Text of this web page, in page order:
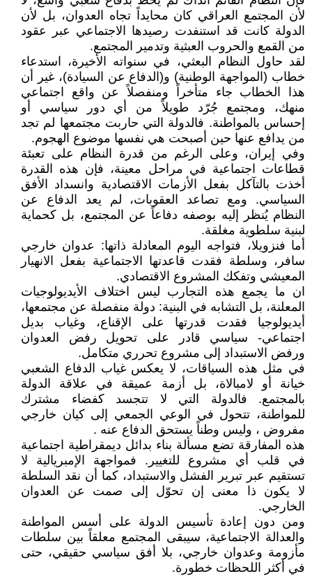
لأن المجتمع العراقي كان محايداً تجاه العدوان، بل لأن
الدولة كانت قد استنفدت رصيدها الاجتماعي عبر عقود
من القمع والحروب العبثية وتدمير المجتمع.
لقد حاول النظام البعثي، في سنواته الأخيرة، استدعاء
خطاب (المواجهة الوطنية) و(الدفاع عن السيادة)، غير أن
هذا الخطاب جاء متأخراً ومنفصلاً عن واقع اجتماعي
منهك، ومجتمع جُرّد طويلاً من أي دور سياسي أو
إحساس بالمواطنة. فالدولة التي حاربت مجتمعها لم تجد
من يدافع عنها حين أصبحت هي نفسها موضوع الهجوم.
وفي إيران، وعلى الرغم من قدرة النظام على تعبئة
قطاعات اجتماعية في مراحل معينة، فإن هذه القدرة
أخذت بالتآكل بفعل الأزمات الاقتصادية وانسداد الأفق
السياسي. ومع تصاعد العقوبات، لم يعد الدفاع عن
النظام يُنظر إليه بوصفه دفاعاً عن المجتمع، بل كحماية
لبنية سلطوية مغلقة.
أما فنزويلا، فتواجه اليوم المعادلة ذاتها: عدوان خارجي
سافر، وسلطة فقدت قاعدتها الاجتماعية بفعل الانهيار
المعيشي وتفكك المشروع الاقتصادي.
ان ما يجمع هذه التجارب ليس اختلاف الأيديولوجيات
المعلنة، بل التشابه في البنية: دولة منفصلة عن مجتمعها،
أيديولوجيا فقدت قدرتها على الإقناع، وغياب بديل
اجتماعي- سياسي قادر على تحويل رفض العدوان
ورفض الاستبداد إلى مشروع تحرري متكامل.
في مثل هذه السياقات، لا يعكس غياب الدفاع الشعبي
خيانة أو لامبالاة، بل أزمة عميقة في علاقة الدولة
بالمجتمع. فالدولة التي لا تتجسد كفضاء مشترك
للمواطنة، تتحول في الوعي الجمعي إلى كيان خارجي
مفروض ، وليس وطناً يستحق الدفاع عنه .
هذه المفارقة تضع مسألة بناء بدائل ديمقراطية اجتماعية
في قلب أي مشروع للتغيير. فمواجهة الإمبريالية لا
تستقيم عبر تبرير الفشل والاستبداد، كما أن نقد السلطة
لا يكون ذا معنى إن تحوّل إلى صمت عن العدوان
الخارجي.
ومن دون إعادة تأسيس الدولة على أسس المواطنة
والعدالة الاجتماعية، سيبقى المجتمع معلقاً بين سلطات
مأزومة وعدوان خارجي، بلا أفق سياسي حقيقي، حتى
في أكثر اللحظات خطورة.